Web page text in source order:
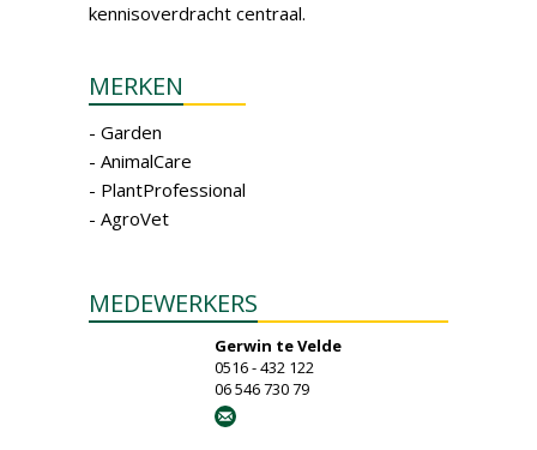
kennisoverdracht centraal.
MERKEN
- Garden
- AnimalCare
- PlantProfessional
- AgroVet
MEDEWERKERS
Gerwin te Velde
0516 - 432 122
06 546 730 79